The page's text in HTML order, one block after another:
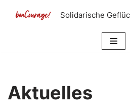
Solidarische
Aktuelles